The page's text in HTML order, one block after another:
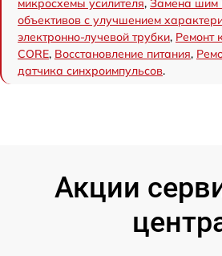
объективов с улучшением
электронно-лучевой трубки, Ремонт
CORE, Восстановление питания,
датчика синхроимпульсов.
Акции